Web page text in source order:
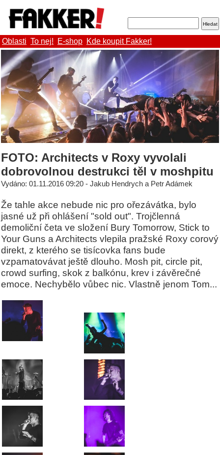
Oblasti To nej! E-shop Kde koupit Fakker!
FOTO: Architects v Roxy vyvolali
dobrovolnou destrukci těl v moshpitu
Vydáno: 01.11.2016 09:20 - Jakub Hendrych a Petr Adámek
Že tahle akce nebude nic pro ořezávátka, bylo
jasné už při ohlášení "sold out". Trojčlenná
demoliční četa ve složení Bury Tomorrow, Stick to
Your Guns a Architects vlepila pražské Roxy corový
direkt, z kterého se tisícovka fans bude
vzpamatovávat ještě dlouho. Mosh pit, circle pit,
crowd surfing, skok z balkónu, krev i závěrečné
emoce. Nechybělo vůbec nic. Vlastně jenom Tom...